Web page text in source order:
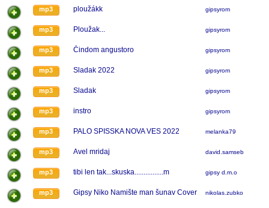
mp3 ploužákk gipsyrom
mp3 Ploužak... gipsyrom
mp3 Čindom angustoro gipsyrom
mp3 Sladak 2022 gipsyrom
mp3 Sladak gipsyrom
mp3 instro gipsyrom
mp3 PALO SPISSKA NOVA VES 2022 melanka79
mp3 Avel mridaj david.samsebou
mp3 tibi len tak...skuska................m gipsy d.m.o
mp3 Gipsy Niko Namište man šunav Cover nikolas.zubko